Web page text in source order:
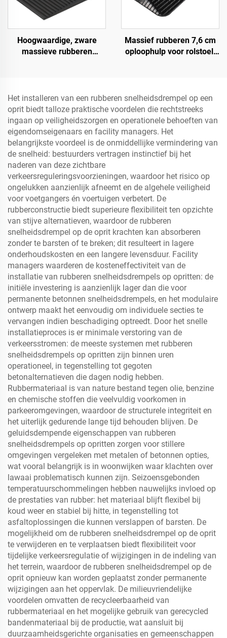
Hoogwaardige, zware
massieve rubberen
Massief rubberen 7,6 cm
oploophulp voor rolstoel,
Productcategorie
Het installeren van een rubberen snelheidsdrempel op een
oprit biedt talloze praktische voordelen die rechtstreeks
ingaan op veiligheidszorgen en operationele behoeften van
eigendomseigenaars en facility managers. Het
belangrijkste voordeel is de onmiddellijke vermindering van
de snelheid: bestuurders vertragen instinctief bij het
naderen van deze zichtbare
verkeersreguleringsvoorzieningen, waardoor het risico op
ongelukken aanzienlijk afneemt en de algehele veiligheid
voor voetgangers én voertuigen verbetert. De
rubberconstructie biedt superieure flexibiliteit ten opzichte
van stijve alternatieven, waardoor de rubberen
snelheidsdrempel op de oprit krachten kan absorberen
zonder te barsten of te breken; dit resulteert in lagere
onderhoudskosten en een langere levensduur. Facility
managers waarderen de kosteneffectiviteit van de
installatie van rubberen snelheidsdrempels op opritten: de
initiële investering is aanzienlijk lager dan die voor
permanente betonnen snelheidsdrempels, en het modulaire
ontwerp maakt het eenvoudig om individuele secties te
vervangen indien beschadiging optreedt. Door het snelle
installatieproces is er minimale verstoring van de
verkeersstromen: de meeste systemen met rubberen
snelheidsdrempels op opritten zijn binnen uren
operationeel, in tegenstelling tot gegoten
betonalternatieven die dagen nodig hebben.
Rubbermateriaal is van nature bestand tegen olie, benzine
en chemische stoffen die veelvuldig voorkomen in
parkeeromgevingen, waardoor de structurele integriteit en
het uiterlijk gedurende lange tijd behouden blijven. De
geluidsdempende eigenschappen van rubberen
snelheidsdrempels op opritten zorgen voor stillere
omgevingen vergeleken met metalen of betonnen opties,
wat vooral belangrijk is in woonwijken waar klachten over
lawaai problematisch kunnen zijn. Seizoensgebonden
temperatuurschommelingen hebben nauwelijks invloed op
de prestaties van rubber: het materiaal blijft flexibel bij
koud weer en stabiel bij hitte, in tegenstelling tot
asfaltoplossingen die kunnen verslappen of barsten. De
mogelijkheid om de rubberen snelheidsdrempel op de oprit
te verwijderen en te verplaatsen biedt flexibiliteit voor
tijdelijke verkeersregulatie of wijzigingen in de indeling van
het terrein, waardoor de rubberen snelheidsdrempel op de
oprit opnieuw kan worden geplaatst zonder permanente
wijzigingen aan het oppervlak. De milieuvriendelijke
voordelen omvatten de recycleerbaarheid van
rubbermateriaal en het mogelijke gebruik van gerecycled
bandenmateriaal bij de productie, wat aansluit bij
duurzaamheidsgerichte organisaties en gemeenschappen